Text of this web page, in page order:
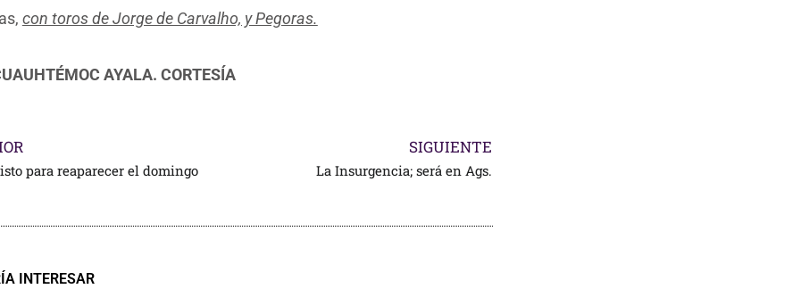
con toros de Jorge de Carvalho, y Pegoras.
AYALA. CORTESÍA
para reaparecer el domingo
SIGUIENTE
La Insurgencia; será en Ags.
INTERESAR